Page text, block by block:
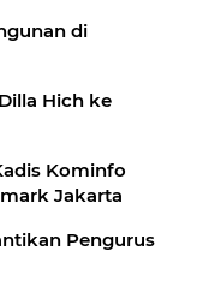
Hich ke
Kominfo
Jakarta